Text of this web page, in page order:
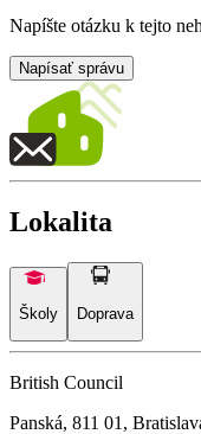
Napíšte otázku k tejto
Napísať správu
Lokalita
Školy Doprava
British Council
Panská, 811 01,